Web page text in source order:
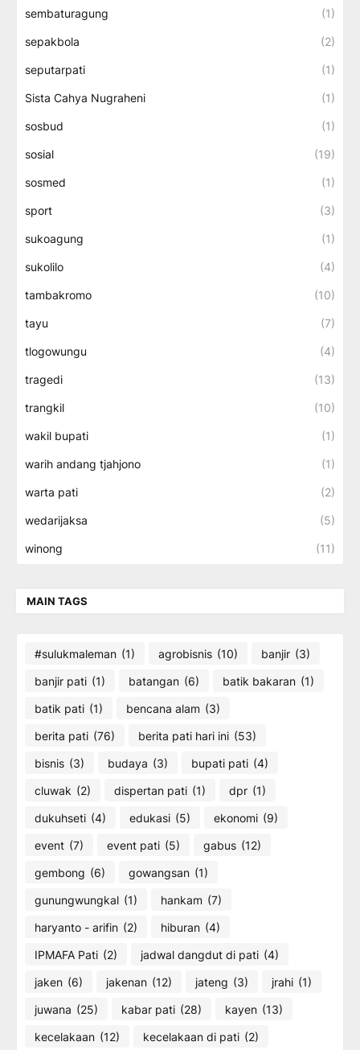
sembaturagung (1)
sepakbola (2)
seputarpati (1)
Sista Cahya Nugraheni (1)
sosbud (1)
sosial (19)
sosmed (1)
sport (3)
sukoagung (1)
sukolilo (4)
tambakromo (10)
tayu (7)
tlogowungu (4)
tragedi (13)
trangkil (10)
wakil bupati (1)
warih andang tjahjono (1)
warta pati (2)
wedarijaksa (5)
winong (11)
MAIN TAGS
#sulukmaleman (1) agrobisnis (10) banjir (3)
banjir pati (1) batangan (6) batik bakaran (1)
batik pati (1) bencana alam (3)
berita pati (76) berita pati hari ini (53)
bisnis (3) budaya (3) bupati pati (4)
cluwak (2) dispertan pati (1) dpr (1)
dukuhseti (4) edukasi (5) ekonomi (9)
event (7) event pati (5) gabus (12)
gembong (6) gowangsan (1)
gunungwungkal (1) hankam (7)
haryanto - arifin (2) hiburan (4)
IPMAFA Pati (2) jadwal dangdut di pati (4)
jaken (6) jakenan (12) jateng (3) jrahi (1)
juwana (25) kabar pati (28) kayen (13)
kecelakaan (12) kecelakaan di pati (2)